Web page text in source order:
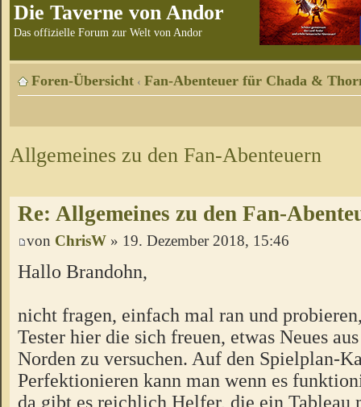
Die Taverne von Andor
Das offizielle Forum zur Welt von Andor
Foren-Übersicht ‹ Fan-Abenteuer für Chada &
Allgemeines zu den Fan-Abenteuern
Re: Allgemeines zu den Fan-
von ChrisW » 19. Dezember 2018, 15:46
Hallo Brandohn,
nicht fragen, einfach mal ran und
Tester hier die sich freuen, etwas Neues
Norden zu versuchen. Auf den Spielplan-
Perfektionieren kann man wenn es
da gibt es reichlich Helfer, die ein Tableau